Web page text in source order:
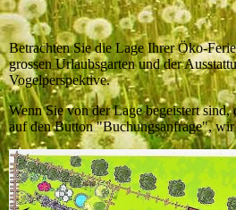
Betrachten Sie die Lage Ihrer Öko-
grossen Urlaubsgarten und der
Vogelperspektive.
Wenn Sie von der Lage begeistert
auf den Button "Buchungsanfrage",